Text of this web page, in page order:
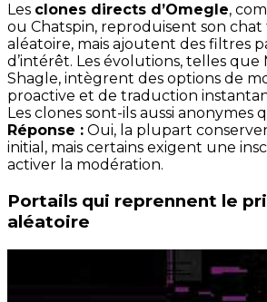
Les clones directs d’Omegle,
ou Chatspin, reproduisent son
aléatoire, mais ajoutent des filtres
d’intérêt. Les évolutions, telles que
Shagle, intègrent des options de
proactive et de traduction
Les clones sont-ils aussi anonymes
Réponse : Oui, la plupart
initial, mais certains exigent une
activer la modération.
Portails qui reprennent le
aléatoire